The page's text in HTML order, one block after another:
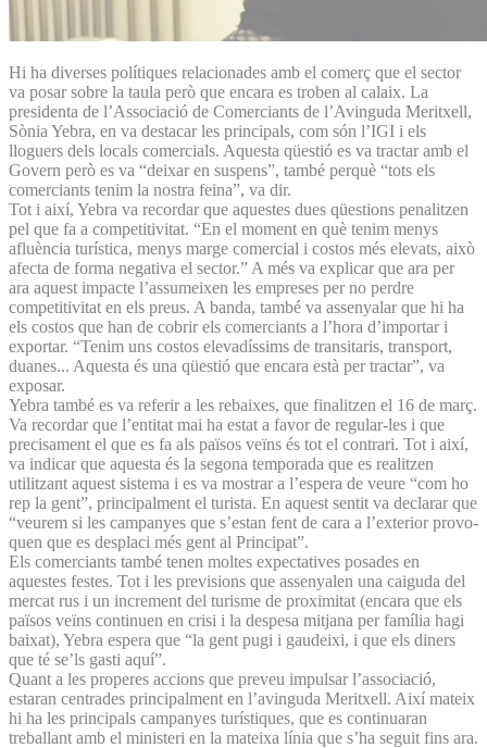
Hi ha diverses polítiques relacionades amb el comerç que el sector
va posar sobre la taula però que encara es troben al calaix. La
presidenta de l’Associació de Comerciants de l’Avinguda Meritxell,
Sònia Yebra, en va destacar les principals, com són l’IGI i els
lloguers dels locals comercials. Aquesta qüestió es va tractar amb el
Govern però es va “deixar en suspens”, també perquè “tots els
comerciants tenim la nostra feina”, va dir.
Tot i així, Yebra va recordar que aquestes dues qüestions penalitzen
pel que fa a competitivitat. “En el moment en què tenim menys
afluència turística, menys marge comercial i costos més elevats, això
afecta de forma negativa el sector.” A més va explicar que ara per
ara aquest impacte l’assumeixen les empreses per no perdre
competitivitat en els preus. A banda, també va assenyalar que hi ha
els costos que han de cobrir els comerciants a l’hora d’importar i
exportar. “Tenim uns costos elevadíssims de transitaris, transport,
duanes... Aquesta és una qüestió que encara està per tractar”, va
exposar.
Yebra també es va referir a les rebaixes, que finalitzen el 16 de març.
Va recordar que l’entitat mai ha estat a favor de regular-les i que
precisament el que es fa als països veïns és tot el contrari. Tot i així,
va indicar que aquesta és la segona temporada que es realitzen
utilitzant aquest sistema i es va mostrar a l’espera de veure “com ho
rep la gent”, principalment el turista. En aquest sentit va declarar que
“veurem si les campanyes que s’estan fent de cara a l’exterior provo­
quen que es desplaci més gent al Prin­cipat”.
Els comerciants també tenen moltes expectatives posades en
aquestes festes. Tot i les previsions que assenyalen una caiguda del
mercat rus i un increment del turisme de proximitat (encara que els
països veïns continuen en crisi i la despesa mitjana per família hagi
baixat), Yebra espera que “la gent pugi i gaudeixi, i que els diners
que té se’ls gas­ti aquí”.
Quant a les properes accions que preveu impulsar l’associació,
estaran centrades principalment en l’avinguda Meritxell. Així mateix
hi ha les principals campanyes turístiques, que es continuaran
treballant amb el ministeri en la mateixa línia que s’ha seguit fins ara.